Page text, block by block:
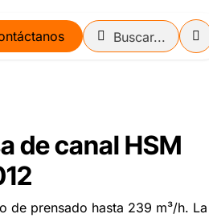
de canal HSM
de prensado hasta 239 m³/h. La